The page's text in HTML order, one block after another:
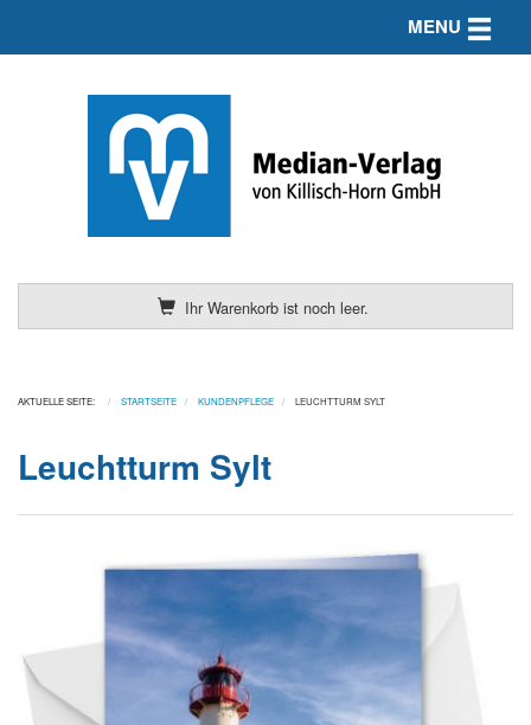
Ihr Warenkorb ist noch leer.
MENU Toggle
AKTUELLE SEITE: STARTSEITE KUNDENPFLEGE LEUCHTTURM SYLT
Leuchtturm Sylt